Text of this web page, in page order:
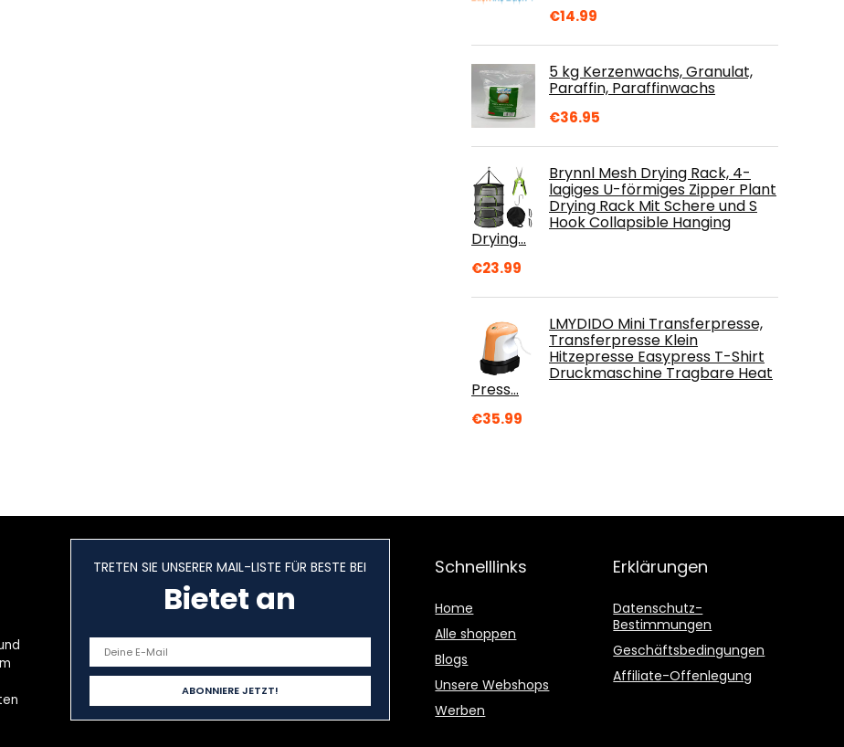
€14.99
5 kg Kerzenwachs, Granulat,
Paraffin, Paraffinwachs
€36.95
Brynnl Mesh Drying Rack, 4-
lagiges U-förmiges Zipper Plant
Drying Rack Mit Schere und S
Hook Collapsible Hanging
Drying…
€23.99
LMYDIDO Mini Transferpresse,
Transferpresse Klein
Hitzepresse Easypress T-Shirt
Druckmaschine Tragbare Heat
Press…
€35.99
TRETEN SIE UNSERER MAIL-LISTE FÜR BESTE BEI
Bietet an
Schnelllinks
Home
Alle shoppen
Blogs
Unsere Webshops
Werben
Erklärungen
Datenschutz-
Bestimmungen
Geschäftsbedingungen
Affiliate-Offenlegung